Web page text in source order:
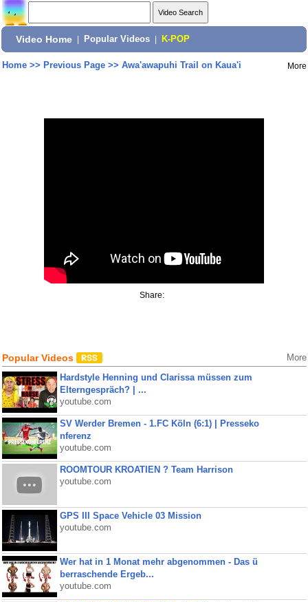
Video Home Popular Videos K-POP
Home>> Previous Page>> Awa'awapuhi Trail on Kaua'i More
Share:
Popular Videos More
Hardstyle Henning und Clarissa müssen zum
Elterngespräch? | ...
youtube.com
SV Werder Bremen - 1.FC Köln (6:1) | Presseko
nferenz
youtube.com
ROOMTOUR KROATIEN ? Team Harrison
youtube.com
GPS III Space Vehicle 03 Mission
youtube.com
Wer hat in 1 Monat mehr abgenommen - Das ü
berraschende Ergeb...
youtube.com